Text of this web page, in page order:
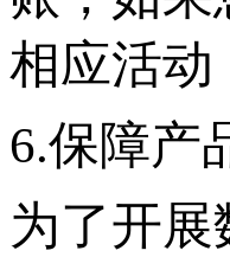
相应活动
6.保障产
为了开